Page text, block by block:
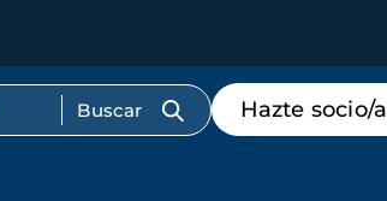
Menú
de
destacados
Hazte socio/a